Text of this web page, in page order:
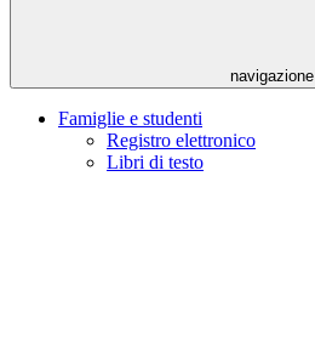
navigazione
Famiglie e studenti
Registro elettronico
Libri di testo